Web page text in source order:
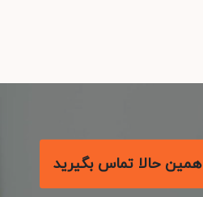
همین حالا تماس بگیرید